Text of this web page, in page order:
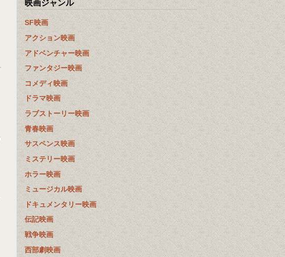
映画ジャンル
SF映画
アクション映画
アドベンチャー映画
ファンタジー映画
コメディ映画
ドラマ映画
ラブストーリー映画
青春映画
サスペンス映画
ミステリー映画
ホラー映画
ミュージカル映画
ドキュメンタリー映画
伝記映画
戦争映画
西部劇映画